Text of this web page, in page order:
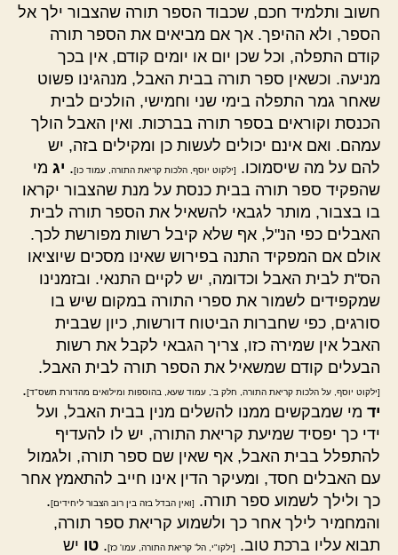
חשוב ותלמיד חכם, שכבוד הספר תורה שהצבור ילך אל
הספר, ולא ההיפך. אך אם מביאים את הספר תורה
קודם התפלה, וכל שכן יום או יומים קודם, אין בכך
מניעה. וכשאין ספר תורה בבית האבל, מנהגינו פשוט
שאחר גמר התפלה בימי שני וחמישי, הולכים לבית
הכנסת וקוראים בספר תורה בברכות. ואין האבל הולך
עמהם. ואם אינם יכולים לעשות כן ומקילים בזה, יש
להם על מה שיסמוכו.
[ילקוט יוסף, הלכות קריאת התורה, עמוד כו]. יג מי
שהפקיד ספר תורה בבית כנסת על מנת שהצבור יקראו
בו בצבור, מותר לגבאי להשאיל את הספר תורה לבית
האבלים כפי הנ"ל, אף שלא קיבל רשות מפורשת לכך.
אולם אם המפקיד התנה בפירוש שאינו מסכים שיוציאו
הס"ת לבית האבל וכדומה, יש לקיים התנאי. ובזמנינו
שמקפידים לשמור את ספרי התורה במקום שיש בו
סורגים, כפי שחברות הביטוח דורשות, כיון שבבית
האבל אין שמירה כזו, צריך הגבאי לקבל את רשות
הבעלים קודם שמשאיל את הספר תורה לבית האבל.
[ילקוט יוסף, על הלכות קריאת התורה, חלק ב', עמוד שעא, בהוספות ומילואים מהדורת תשס"ד].
יד מי שמבקשים ממנו להשלים מנין בבית האבל, ועל
ידי כך יפסיד שמיעת קריאת התורה, יש לו להעדיף
להתפלל בבית האבל, אף שאין שם ספר תורה, ולגמול
עם האבלים חסד, ומעיקר הדין אינו חייב להתאמץ אחר
כך ולילך לשמוע ספר תורה.
[ואין הבדל בזה בין רוב הצבור ליחידים].
והמחמיר לילך אחר כך ולשמוע קריאת ספר תורה,
תבוא עליו ברכת טוב.
[ילקו"י, הל' קריאת התורה, עמו' כז]. טו יש